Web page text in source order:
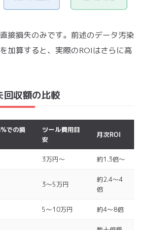
接損失のみです。前述のデータ汚染
加算すると、実際のROIはさらに高
回収額の比較
での損
ツール費用目
安
月次ROI
3万円〜 約1.3倍〜
3〜5万円
約2.4〜4
倍
5〜10万円 約4〜8倍